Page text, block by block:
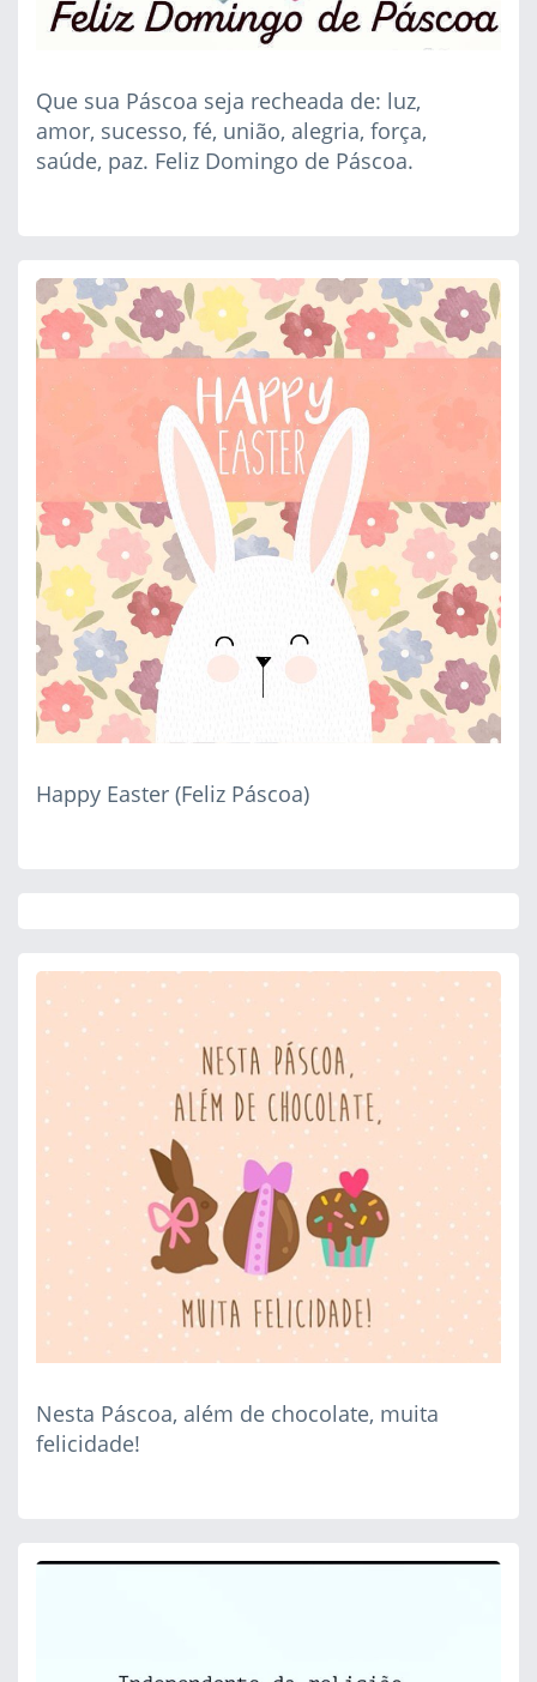
Que sua Páscoa seja recheada de: luz,
amor, sucesso, fé, união, alegria, força,
saúde, paz. Feliz Domingo de Páscoa.
Happy Easter (Feliz Páscoa)
Nesta Páscoa, além de chocolate, muita
felicidade!